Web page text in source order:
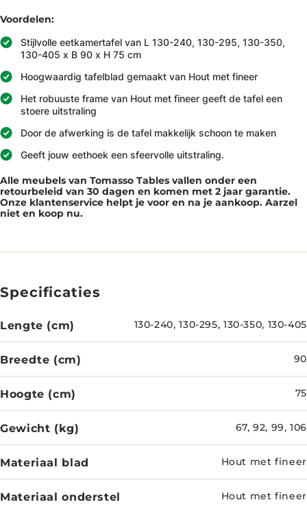
Voordelen:
Stijlvolle eetkamertafel van L 130-240, 130-295, 130-350,
130-405 x B 90 x H 75 cm
Hoogwaardig tafelblad gemaakt van Hout met fineer
Het robuuste frame van Hout met fineer geeft de tafel een
stoere uitstraling
Door de afwerking is de tafel makkelijk schoon te maken
Geeft jouw eethoek een sfeervolle uitstraling.
Alle meubels van Tomasso Tables vallen onder een
retourbeleid van 30 dagen en komen met 2 jaar garantie.
Onze klantenservice helpt je voor en na je aankoop. Aarzel
niet en koop nu.
Specificaties
Lengte (cm) 130-240, 130-295, 130-350, 130-405
Breedte (cm) 90
Hoogte (cm) 75
Gewicht (kg) 67, 92, 99, 106
Materiaal blad Hout met fineer
Materiaal onderstel Hout met fineer